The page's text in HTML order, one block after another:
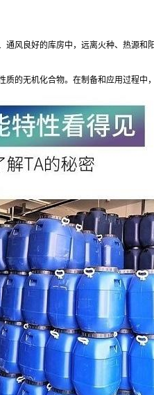
风良好的库房中，远离火种、热源和
的无机化合物。在制备和应用过程中